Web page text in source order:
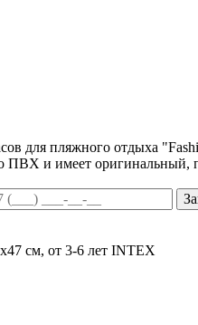
для пляжного отдыха
ПВХ и имеет оригинальный,
см, от 3-6 лет INTEX